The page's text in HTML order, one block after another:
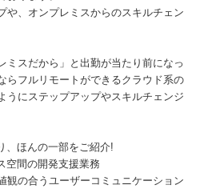
や、オンプレミスからのスキルチェン
ミスだから」と出勤が当たり前になっ
らフルリモートができるクラウド系の
うにステップアップやスキルチェンジ
、ほんの一部をご紹介!
空間の開発支援業務
観の合うユーザーコミュニケーション